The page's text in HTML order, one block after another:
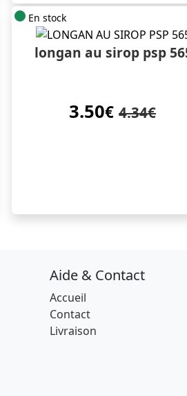
En stock
longan au sirop psp
3.50€ 4.34€
Aide & Contact
Accueil
Contact
Livraison